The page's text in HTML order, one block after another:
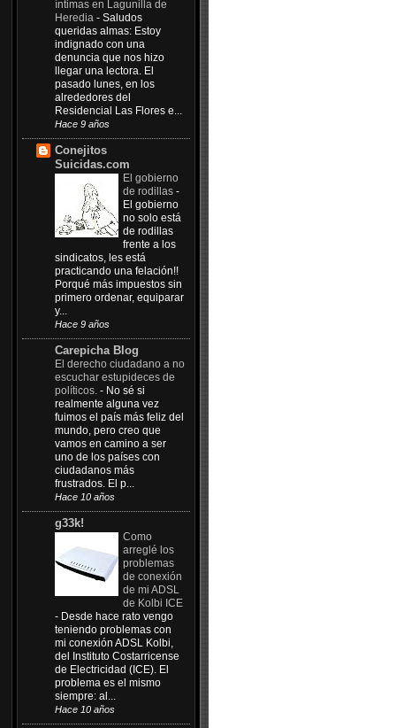
íntimas en Lagunilla de
Heredia - Saludos
queridas almas: Estoy
indignado con una
denuncia que nos hizo
llegar una lectora. El
pasado lunes, en los
alrededores del
Residencial Las Flores e...
Hace 9 años
Conejitos
Suicidas.com
El gobierno
de rodillas -
El gobierno
no solo está
de rodillas
frente a los
sindicatos, les está
practicando una felación!!
Porqué más impuestos sin
primero ordenar, equiparar
y...
Hace 9 años
Carepicha Blog
El derecho ciudadano a no
escuchar estupideces de
políticos. - No sé si
realmente alguna vez
fuimos el país más feliz del
mundo, pero creo que
vamos en camino a ser
uno de los países con
ciudadanos más
frustrados. El p...
Hace 10 años
g33k!
Como
arreglé los
problemas
de conexión
de mi ADSL
de Kolbi ICE
- Desde hace rato vengo
teniendo problemas con
mi conexión ADSL Kolbi,
del Instituto Costarricense
de Electricidad (ICE). El
problema es el mismo
siempre: al...
Hace 10 años